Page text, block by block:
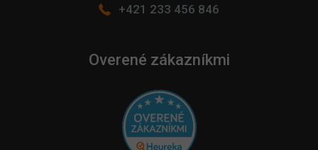
+421 233 456 846
Overené zákazníkmi